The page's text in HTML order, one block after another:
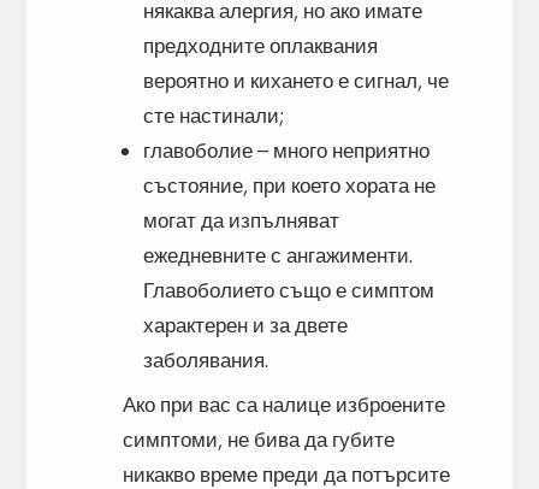
някаква алергия, но ако имате
предходните оплаквания
вероятно и кихането е сигнал, че
сте настинали;
главоболие – много неприятно
състояние, при което хората не
могат да изпълняват
ежедневните с ангажименти.
Главоболието също е симптом
характерен и за двете
заболявания.
Ако при вас са налице изброените
симптоми, не бива да губите
никакво време преди да потърсите